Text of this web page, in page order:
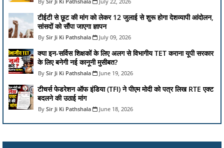
टीईटी से छूट की मांग को लेकर 12 जुलाई से शुरू होगा देशव्यापी आंदोलन,
सांसदों को सौंपा जाएगा ज्ञापन
Sir Ji Ki Pathshala July 09, 2026
क्या इन-सर्विस शिक्षकों के लिए अलग से विभागीय TET कराना यूपी सरकार
के लिए बनेगी नई कानूनी मुसीबत?
Sir Ji Ki Pathshala June 19, 2026
टीचर्स फेडरेशन ऑफ इंडिया (TFI) ने पीएम मोदी को पत्र लिख RTE एक्ट
बदलने की उठाई मांग
Sir Ji Ki Pathshala June 18, 2026